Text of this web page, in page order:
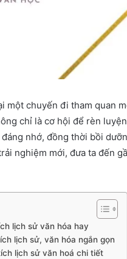
một chuyến đi tham quan
chỉ là cơ hội để rèn
nhớ, đồng thời bồi
nghiệm mới, đưa ta đến
lịch sử văn hóa hay
lịch sử, văn hóa ngắn gọn
lịch sử văn hoá chi tiết